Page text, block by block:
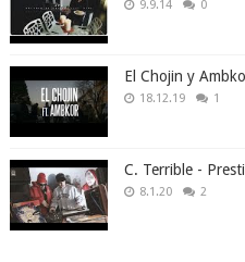
9.9.14 0
El Chojin y
18.12.19 1
C. Terrible -
8.1.20 2